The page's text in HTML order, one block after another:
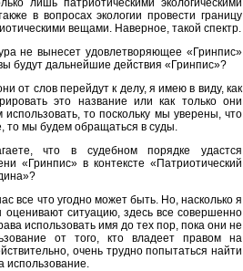
в вопросах экологии провести границу
вещами. Наверное, такой спектр.
не вынесет удовлетворяющее «Гринпис»
будут дальнейшие действия «Гринпис»?
от слов перейдут к делу, я имею в виду, как
это название или как только они
то поскольку мы уверены, что
то мы будем обращаться в суды.
что в судебном порядке удастся
«Гринпис» в контексте «Патриотический
все что угодно может быть. Но, насколько я
оценивают ситуацию, здесь все совершенно
использовать имя до тех пор, пока они не
от того, кто владеет правом на
очень трудно попытаться найти
использование.